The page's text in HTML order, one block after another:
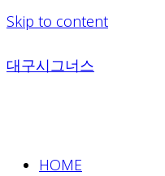
Skip to content
대구시그너스
HOME